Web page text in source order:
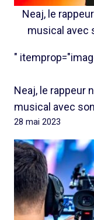
Neaj, le
musical avec
"
Neaj, le rappeur
musical avec
28 mai 2023